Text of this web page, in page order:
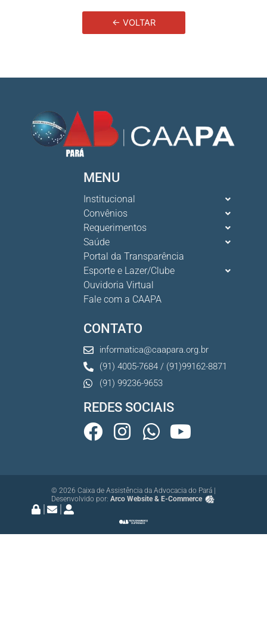
← VOLTAR
MENU
Institucional
Convênios
Requerimentos
Saúde
Portal da Transparência
Esporte e Lazer/Clube
Ouvidoria Virtual
Fale com a CAAPA
CONTATO
informatica@caapara.org.br
(91) 4005-7684 / (91)99162-8871
(91) 99236-9653
REDES SOCIAIS
© 2026 Caixa de Assistência da Advocacia do Pará |
Desenvolvido por: Arco Website & E-Commerce